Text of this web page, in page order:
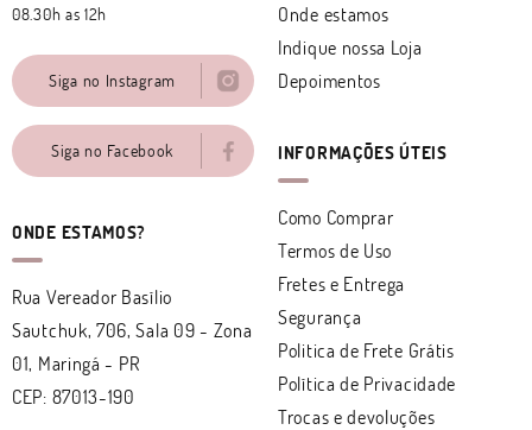
08.30h as 12h
Siga no Instagram
Siga no Facebook
ONDE ESTAMOS?
Rua Vereador Basílio
Sautchuk, 706, Sala 09 - Zona
01, Maringá - PR
CEP: 87013-190
Onde estamos
Indique nossa Loja
Depoimentos
INFORMAÇÕES ÚTEIS
Como Comprar
Termos de Uso
Fretes e Entrega
Segurança
Politica de Frete Grátis
Política de Privacidade
Trocas e devoluções